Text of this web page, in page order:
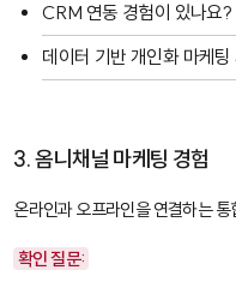
CRM 연동 경험이 있나요?
데이터 기반 개인화 마케
3. 옴니채널 마케팅 경험
온라인과 오프라인을 연결하는 통
확인 질문: